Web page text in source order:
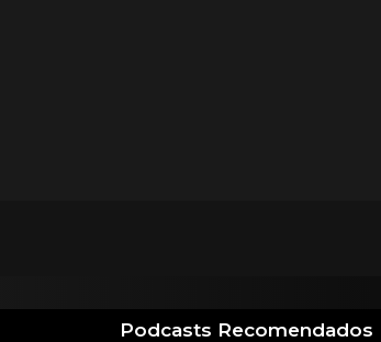
Podcasts Recomendados